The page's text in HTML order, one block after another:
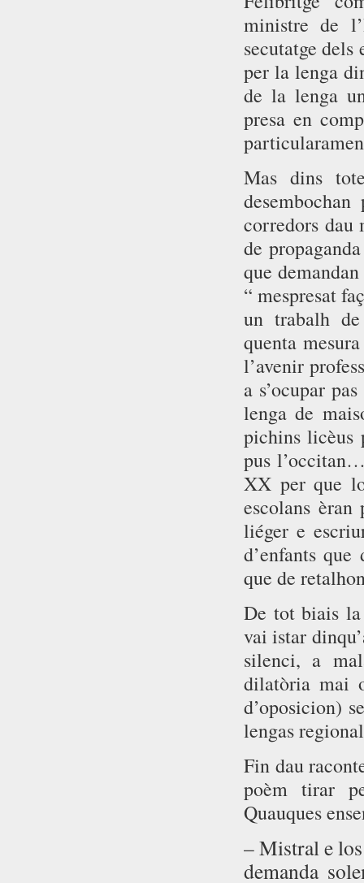
ministre de
secutatge
per la lenga
de la lenga
presa en
Mas dins
corredors dau
de
que
“ mespresat
un trabalh
quenta
l’avenir
a s’ocupar
lenga de
pichins licèus
pus
XX per que
escolans
liéger e
d’enfants
que de
De tot biais la
vai istar
silenci, a
dilatòria mai
d’oposicion)
lengas
Fin dau
poèm tirar
Quauques
– Mistral e los
demanda